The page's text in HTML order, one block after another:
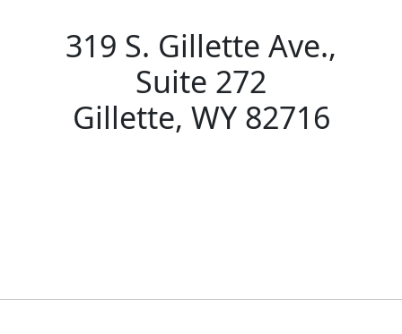
319 S. Gillette Ave.,
Suite 272
Gillette, WY 82716